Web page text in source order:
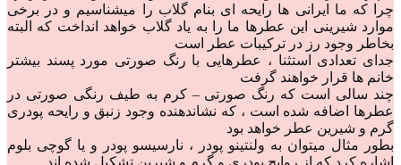
چرا که ما ایرانی ها رایحه ای بنام گلاب را میشناسیم و در برخی
موارد شیرینی این عطرها ما را به یاد گلاب خواهد انداخت که البته
بخاطر وجود رز در ترکیبات عطر است
‌‌‌‌‌‌‌جدای تعدادی استثنا ، عطرهایی با رنگ صورتی مورد پسند بیشتر
خانم ها قرار خواهند گرفت
‌‌‌چند سالی است که رنگ صورتی – کرم به طیف رنگی صورتی در
عطرها اضافه شده است ، که نشاندهنده وجود زنبق و رایحه پودری
گرم ‌و‌ شیرین عطر خواهد بود ‌‌‌‌
بطور مثال میتوان به ولنتینو پودر ، نارسیسو پودر و یا گوچی بلوم
اشاره کرد که از روایح پودری و گرم و شیرین تشکیل شده اند